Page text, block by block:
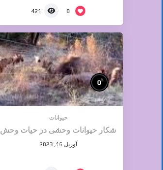
0
421
0%
حیوانات
شکار حیوانات وحشی در حیات وحش
آوریل 16, 2023